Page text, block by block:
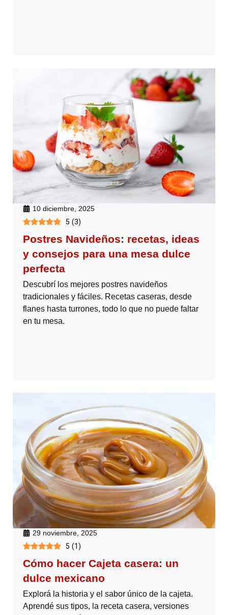
10 diciembre, 2025
5 (3)
Postres Navideños: recetas, ideas
y consejos para una mesa dulce
perfecta
Descubrí los mejores postres navideños
tradicionales y fáciles. Recetas caseras, desde
flanes hasta turrones, todo lo que no puede faltar
en tu mesa.
29 noviembre, 2025
5 (1)
Cómo hacer Cajeta casera: un
dulce mexicano
Explorá la historia y el sabor único de la cajeta.
Aprendé sus tipos, la receta casera, versiones